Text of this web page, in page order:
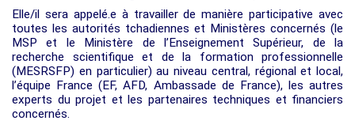
Elle/il sera appelé.e à travailler de manière participative avec
toutes les autorités tchadiennes et Ministères concernés (le
MSP et le Ministère de l’Enseignement Supérieur, de la
recherche scientifique et de la formation professionnelle
(MESRSFP) en particulier) au niveau central, régional et local,
l’équipe France (EF, AFD, Ambassade de France), les autres
experts du projet et les partenaires techniques et financiers
concernés.